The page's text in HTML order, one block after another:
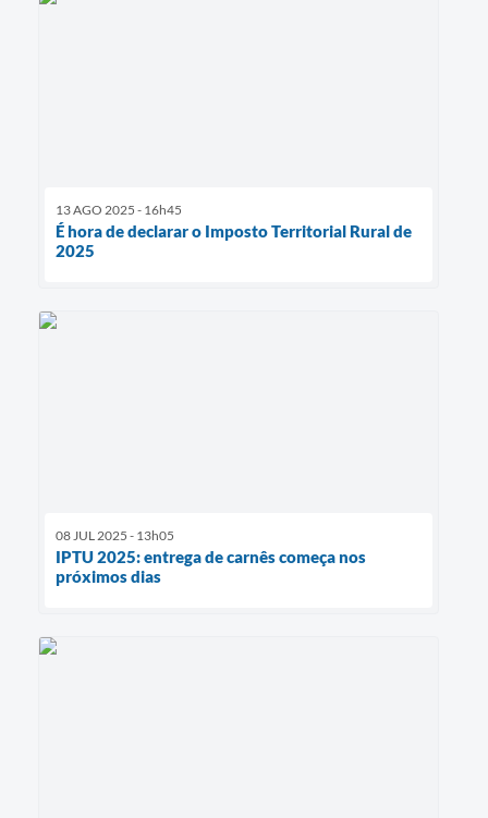
13 AGO 2025 - 16h45
É hora de declarar o Imposto Territorial Rural de
2025
08 JUL 2025 - 13h05
IPTU 2025: entrega de carnês começa nos
próximos dias